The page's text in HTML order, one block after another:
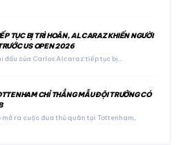
TỤC BỊ TRÌ HOÃN, ALCARAZ KHIẾN NGƯỜI
US OPEN 2026
đấu của Carlos Alcaraz tiếp tục bị…
CHỈ THẲNG MẪU ĐỘI TRƯỞNG CÓ
mở ra cuộc đua thủ quân tại Tottenham,